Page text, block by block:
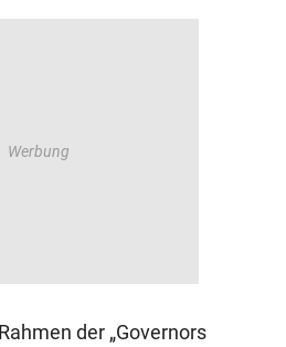
der „Governors